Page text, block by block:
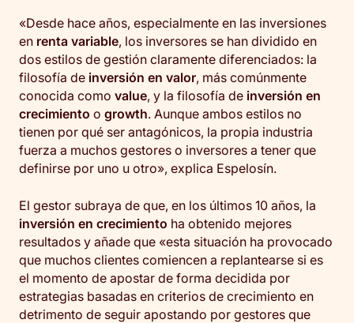
«Desde hace años, especialmente en las inversiones
en renta variable, los inversores se han dividido en
dos estilos de gestión claramente diferenciados: la
filosofía de inversión en valor, más comúnmente
conocida como value, y la filosofía de inversión en
crecimiento o growth. Aunque ambos estilos no
tienen por qué ser antagónicos, la propia industria
fuerza a muchos gestores o inversores a tener que
definirse por uno u otro», explica Espelosín.
El gestor subraya de que, en los últimos 10 años, la
inversión en crecimiento ha obtenido mejores
resultados y añade que «esta situación ha provocado
que muchos clientes comiencen a replantearse si es
el momento de apostar de forma decidida por
estrategias basadas en criterios de crecimiento en
detrimento de seguir apostando por gestores que